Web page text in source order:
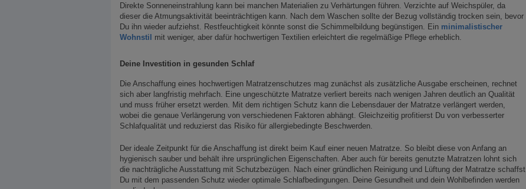
Direkte Sonneneinstrahlung kann bei manchen Materialien zu Verhärtungen führen. Verzichte auf Weichspüler, da
dieser die Atmungsaktivität beeinträchtigen kann. Nach dem Waschen sollte der Bezug vollständig trocken sein, bevor
Du ihn wieder aufziehst. Restfeuchtigkeit könnte sonst die Schimmelbildung begünstigen. Ein minimalistischer
Wohnstil
mit weniger, aber dafür hochwertigen Textilien erleichtert die regelmäßige Pflege erheblich.
Deine Investition in gesunden Schlaf
Die Anschaffung eines hochwertigen Matratzenschutzes mag zunächst als zusätzliche Ausgabe erscheinen, rechnet
sich aber langfristig mehrfach. Eine ungeschützte Matratze verliert bereits nach wenigen Jahren deutlich an Qualität
und muss früher ersetzt werden. Mit dem richtigen Schutz kann die Lebensdauer der Matratze verlängert werden,
wobei die genaue Verlängerung von verschiedenen Faktoren abhängt. Gleichzeitig profitierst Du von verbesserter
Schlafqualität und reduzierst das Risiko für allergiebedingte Beschwerden.
Der ideale Zeitpunkt für die Anschaffung ist direkt beim Kauf einer neuen Matratze. So bleibt diese von Anfang an
hygienisch sauber und behält ihre ursprünglichen Eigenschaften. Aber auch für bereits genutzte Matratzen lohnt sich
die nachträgliche Ausstattung mit Schutzbezügen. Nach einer gründlichen Reinigung und Lüftung der Matratze schaffst
Du mit dem passenden Schutz wieder optimale Schlafbedingungen. Deine Gesundheit und dein Wohlbefinden werden